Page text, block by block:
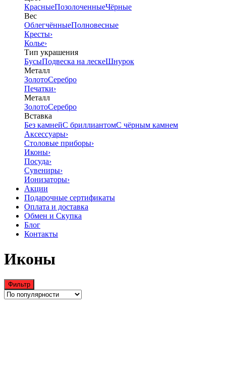
КрасныеПозолоченныеЧёрные
Вес
ОблегчённыеПолновесные
Кресты›
Колье›
Тип украшения
БусыПодвеска на лескеШнурок
Металл
ЗолотоСеребро
Печатки›
Металл
ЗолотоСеребро
Вставка
Без камнейС бриллиантомС чёрным камнем
Аксессуары›
Столовые приборы›
Иконы›
Посуда›
Сувениры›
Ионизаторы›
Акции
Подарочные сертификаты
Оплата и доставка
Обмен и Скупка
Блог
Контакты
Иконы
Фильтр